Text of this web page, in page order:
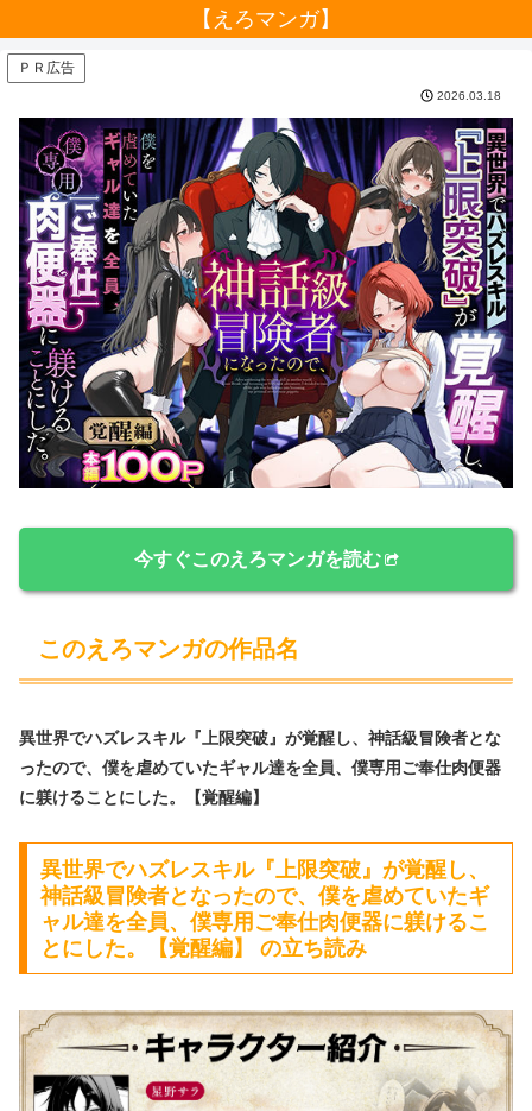
【えろマンガ】
ＰＲ広告
2026.03.18
今すぐこのえろマンガを読む
このえろマンガの作品名
異世界でハズレスキル『上限突破』が覚醒し、神話級冒険者とな
ったので、僕を虐めていたギャル達を全員、僕専用ご奉仕肉便器
に躾けることにした。【覚醒編】
異世界でハズレスキル『上限突破』が覚醒し、
神話級冒険者となったので、僕を虐めていたギ
ャル達を全員、僕専用ご奉仕肉便器に躾けるこ
とにした。【覚醒編】 の立ち読み